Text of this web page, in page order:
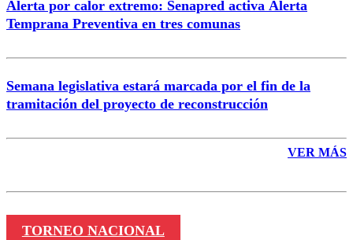
Alerta por calor extremo: Senapred activa Alerta
Temprana Preventiva en tres comunas
Semana legislativa estará marcada por el fin de la
tramitación del proyecto de reconstrucción
VER MÁS
TORNEO NACIONAL